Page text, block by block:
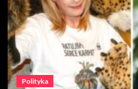
Polityka